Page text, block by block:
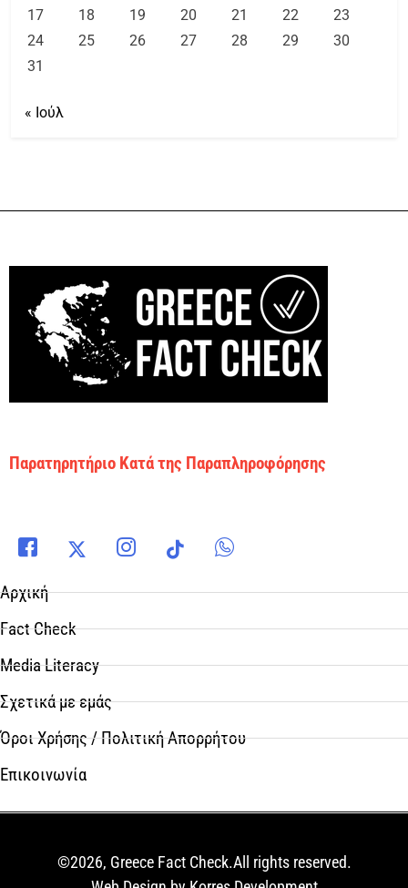
17
18 19 20 21 22
23
24
25 26 27 28 29
30
31
« Ιούλ
Παρατηρητήριο Κατά της Παραπληροφόρησης
Αρχική
Fact Check
Media Literacy
Σχετικά με εμάς
Όροι Χρήσης / Πολιτική Απορρήτου
Επικοινωνία
©2026, Greece Fact Check.All rights reserved.